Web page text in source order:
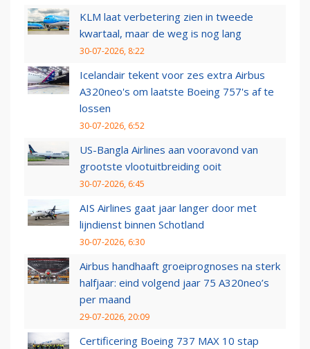
KLM laat verbetering zien in tweede
kwartaal, maar de weg is nog lang
30-07-2026, 8:22
Icelandair tekent voor zes extra Airbus
A320neo's om laatste Boeing 757's af te
lossen
30-07-2026, 6:52
US-Bangla Airlines aan vooravond van
grootste vlootuitbreiding ooit
30-07-2026, 6:45
AIS Airlines gaat jaar langer door met
lijndienst binnen Schotland
30-07-2026, 6:30
Airbus handhaaft groeiprognoses na sterk
halfjaar: eind volgend jaar 75 A320neo’s
per maand
29-07-2026, 20:09
Certificering Boeing 737 MAX 10 stap